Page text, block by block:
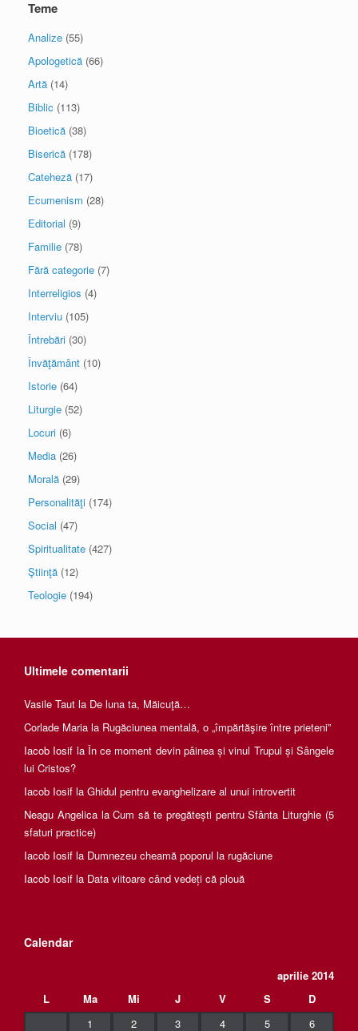
Teme
Analize (55)
Apologetică (66)
Artă (14)
Biblic (113)
Bioetică (38)
Biserică (178)
Cateheză (17)
Ecumenism (28)
Editorial (9)
Familie (78)
Fără categorie (7)
Interreligios (4)
Interviu (105)
Întrebări (30)
Învăţământ (10)
Istorie (64)
Liturgie (52)
Locuri (6)
Media (26)
Morală (29)
Personalităţi (174)
Social (47)
Spiritualitate (427)
Ştiinţă (12)
Teologie (194)
Ultimele comentarii
Vasile Taut la De luna ta, Măicuţă…
Corlade Maria la Rugăciunea mentală, o „împărtăşire între prieteni”
Iacob Iosif la În ce moment devin pâinea și vinul Trupul și Sângele
lui Cristos?
Iacob Iosif la Ghidul pentru evanghelizare al unui introvertit
Neagu AngelicalaCum să te pregătești pentru Sfânta Liturghie (5
sfaturi practice)
Iacob Iosif la Dumnezeu cheamă poporul la rugăciune
Iacob Iosif la Data viitoare când vedeți că plouă
Calendar
aprilie 2014
L
Ma Mi J V S
D
1
2 3 4 5 6